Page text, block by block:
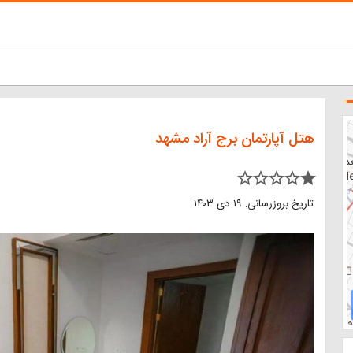
هتل آپارتمان برج آراد مشهد
star_border star_border star_border star_border star
تاریخ بروزرسانی: ۱۹ دی ۱۴۰۳